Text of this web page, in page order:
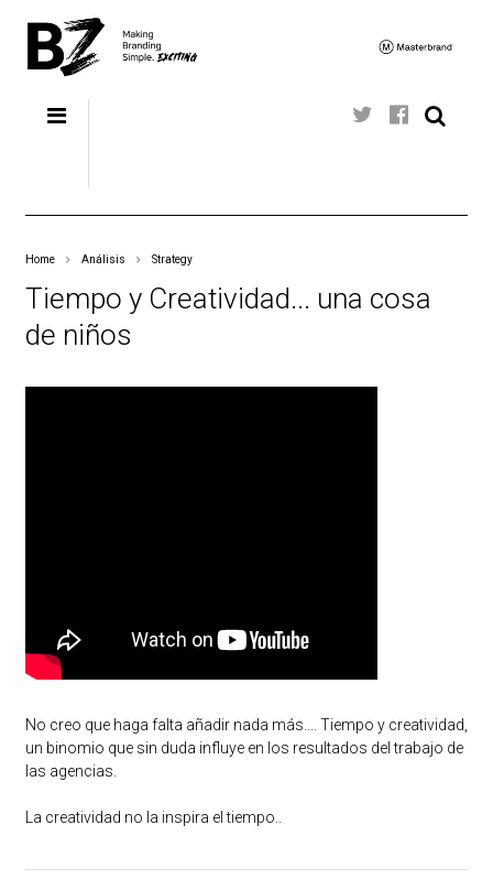
Home Análisis Strategy
Tiempo y Creatividad... una cosa
de niños
No creo que haga falta añadir nada más.... Tiempo y creatividad,
un binomio que sin duda influye en los resultados del trabajo de
las agencias.
La creatividad no la inspira el tiempo..